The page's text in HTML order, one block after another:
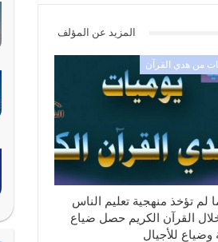
المزيد عن المؤلف
من هدي القرآن
لم تؤخذ منهجية تعليم الناس
القرآن الكريم حصل ضياع
وضياع للأجيال